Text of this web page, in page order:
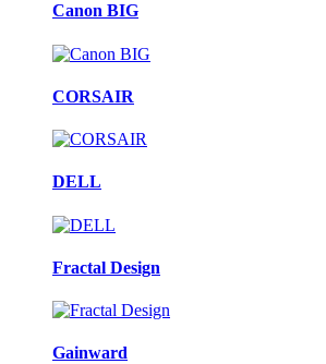
Canon BIG
CORSAIR
DELL
Fractal Design
Gainward